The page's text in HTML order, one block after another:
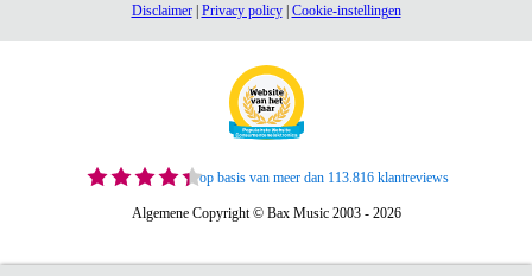
Disclaimer| Privacy policy| Cookie-instellingen
op basis van meer dan 113.816 klantreviews
Algemene Copyright © Bax Music 2003 - 2026